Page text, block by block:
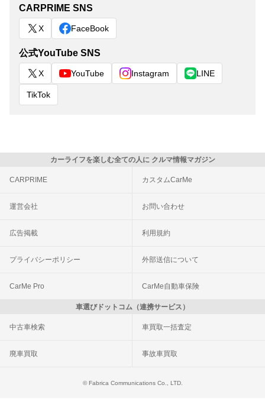
CARPRIME SNS
X FaceBook
公式YouTube SNS
X YouTube Instagram LINE
TikTok
カーライフを楽しむ全ての人に クルマ情報マガジン
CARPRIME カスタムCarMe
運営会社 お問い合わせ
広告掲載 利用規約
プライバシーポリシー 外部送信について
CarMe Pro CarMe自動車保険
車選びドットコム（連携サービス）
中古車検索 車買取一括査定
廃車買取 事故車買取
© Fabrica Communications Co., LTD.